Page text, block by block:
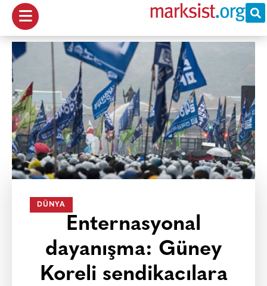
DÜNYA
Enternasyonal
dayanışma: Güney
Koreli sendikacılara